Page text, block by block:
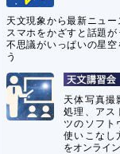
天文現象から最新ニュー
スマホをかざすと話題が
不思議がいっぱいの星空
う
天体写真撮
処理、アス
ツのソフト
使いこなし
をオンライ